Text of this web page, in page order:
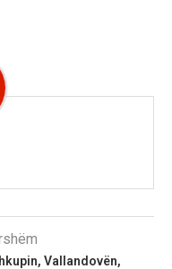
Vallandovën,